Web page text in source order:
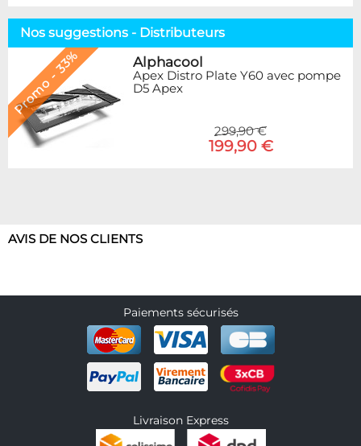
Nos suggestions - Distributeurs
Promo - 33% Alphacool
Apex Distro Plate Y60 avec pompe
D5 Apex
299,90 €
199,90 €
AVIS DE NOS CLIENTS
Paiements sécurisés
Livraison Express